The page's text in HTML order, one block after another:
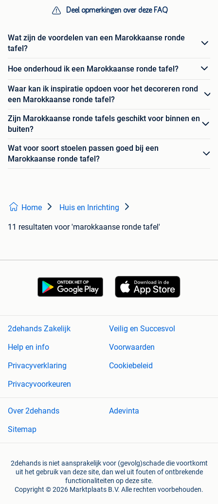
Deel opmerkingen over deze FAQ
Wat zijn de voordelen van een Marokkaanse ronde
tafel?
Hoe onderhoud ik een Marokkaanse ronde tafel?
Waar kan ik inspiratie opdoen voor het decoreren rond
een Marokkaanse ronde tafel?
Zijn Marokkaanse ronde tafels geschikt voor binnen en
buiten?
Wat voor soort stoelen passen goed bij een
Marokkaanse ronde tafel?
Home Huis en Inrichting
11 resultaten voor 'marokkaanse ronde tafel'
2dehands Zakelijk
Veilig en Succesvol
Help en info
Voorwaarden
Privacyverklaring
Cookiebeleid
Privacyvoorkeuren
Over 2dehands
Adevinta
Sitemap
2dehands is niet aansprakelijk voor (gevolg)schade die voortkomt
uit het gebruik van deze site, dan wel uit fouten of ontbrekende
functionaliteiten op deze site.
Copyright © 2026 Marktplaats B.V. Alle rechten voorbehouden.